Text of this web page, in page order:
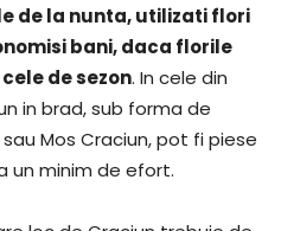
de la nunta, utilizati flori
bani, daca florile
de sezon. In cele din
in brad, sub forma de
Mos Craciun, pot fi piese
un minim de efort.